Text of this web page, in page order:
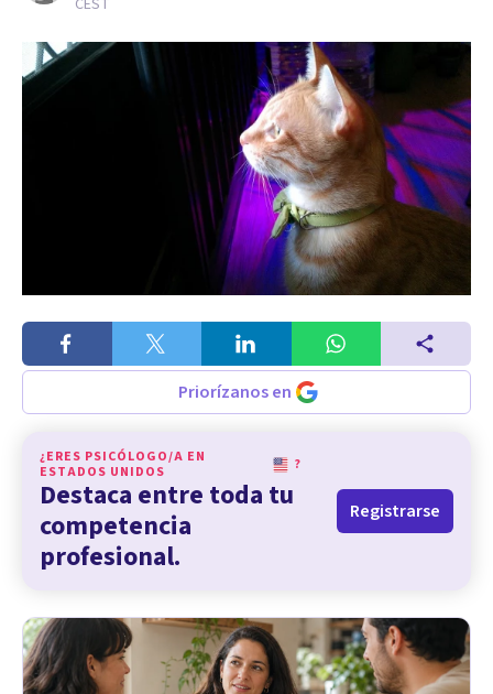
CEST
Priorízanos en
¿ERES PSICÓLOGO/A EN
ESTADOS UNIDOS
?
Destaca entre toda tu
competencia
profesional.
Registrarse